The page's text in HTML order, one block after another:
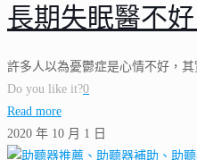
長期失眠醫不
許多人以為憂鬱症是心情不好，
Do you like it?0
Read more
2020 年 10 月 1 日